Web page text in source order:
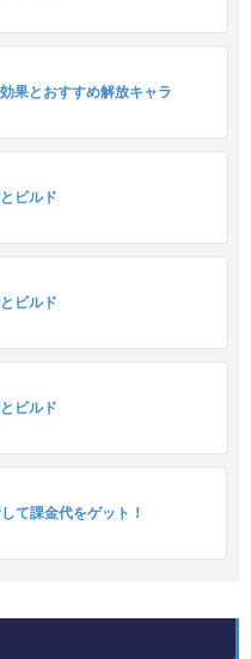
果とおすすめ解放キャラ
ビルド
ビルド
ビルド
て課金代をゲット！